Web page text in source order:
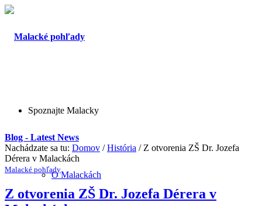
Spoznajte Malacky
O Malackách
Blog - Latest News
Nachádzate sa tu: Domov / História / Z otvorenia ZŠ Dr. Jozefa
Dérera v Malackách
Malacké pohľady
Z otvorenia ZŠ Dr. Jozefa Dérera v